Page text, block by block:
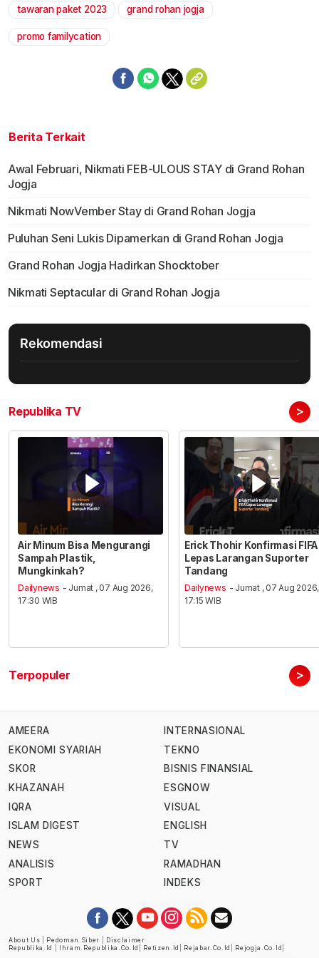
tawaran paket 2023 grand rohan jogja
promo familycation
Berita Terkait
Awal Februari, Nikmati FEB-ULOUS STAY di Grand Rohan
Jogja
Nikmati NowVember Stay di Grand Rohan Jogja
Puluhan Seni Lukis Dipamerkan di Grand Rohan Jogja
Grand Rohan Jogja Hadirkan Shocktober
Nikmati Septacular di Grand Rohan Jogja
Rekomendasi
Republika TV >
Air Minum Bisa Mengurangi
Sampah Plastik,
Mungkinkah?
Dailynews - Jumat , 07 Aug 2026,
17:30 WIB
Erick Thohir Konfirmasi FIFA
Lepas Larangan Suporter
Tandang
Dailynews - Jumat , 07 Aug 2026,
17:15 WIB
Terpopuler >
AMEERA
EKONOMI SYARIAH
SKOR
KHAZANAH
IQRA
ISLAM DIGEST
NEWS
ANALISIS
SPORT
INTERNASIONAL
TEKNO
BISNIS FINANSIAL
ESGNOW
VISUAL
ENGLISH
TV
RAMADHAN
INDEKS
About Us Pedoman Siber
Disclaimer
Republika.id
Ihram.republika.co.id Retizen.id Rejabar.co.id Rejogja.co.id